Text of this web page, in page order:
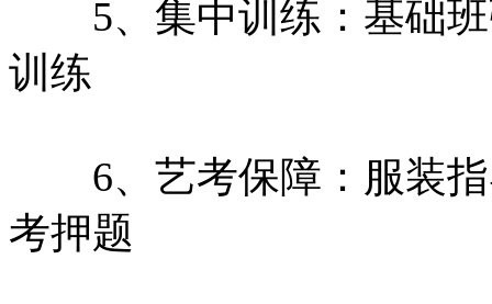
5、集中训练：基础班
训练
6、艺考保障：服装指
考押题